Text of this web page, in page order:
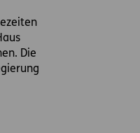
Die